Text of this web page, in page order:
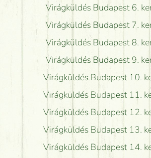
Virágküldés Budapest 6.
Virágküldés Budapest 7.
Virágküldés Budapest 8.
Virágküldés Budapest 9.
Virágküldés Budapest 10.
Virágküldés Budapest 11.
Virágküldés Budapest 12.
Virágküldés Budapest 13.
Virágküldés Budapest 14.